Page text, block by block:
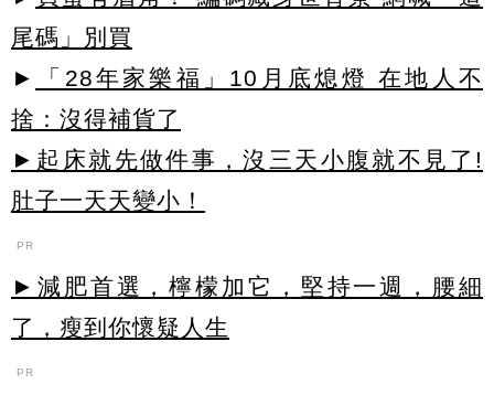
尾碼」別買
►
「28年家樂福」10月底熄燈 在地人不
捨：沒得補貨了
►起床就先做件事，沒三天小腹就不見了!
肚子一天天變小！
PR
►減肥首選，檸檬加它，堅持一週，腰細
了，瘦到你懷疑人生
PR